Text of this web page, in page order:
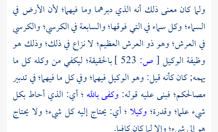
ولما كان معنى ذلك أنه الذي دبرهما وما فيهما؛ لأن الأرض في
السماء؛ وكل سماء في التي فوقها؛ والسابعة في الكرسي؛ والكرسي
في العرش؛ وهو ذو العرش العظيم؛ لا نزاع في ذلك؛ وذلك هو
وظيفة الوكيل[ص:
بالحقيقة؛ ليكفي من وكله كل ما
يهمه; كان كأنه قيل: وهو الوكيل فيهما؛ وفي كل ما فيهما؛ في تدبير
مصالحكم؛ فبنى عليه قوله: وكفى بالله؛ أي: الذي أحاط بكل
شيء علما؛ وقدرة؛ وكيلا ؛ أي: يحتاج إليه كل شيء؛ ولا يحتاج